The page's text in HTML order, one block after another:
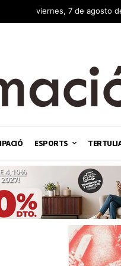
viernes, 7 de agosto
ESPORTS